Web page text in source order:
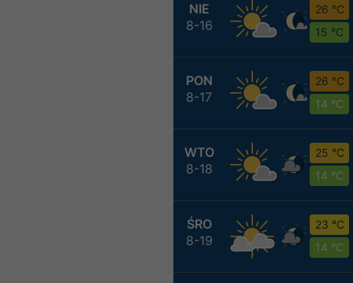
NIE
8-16
26 °C
15 °C
PON
8-17
26 °C
14 °C
WTO
8-18
25 °C
14 °C
ŚRO
8-19
23 °C
14 °C